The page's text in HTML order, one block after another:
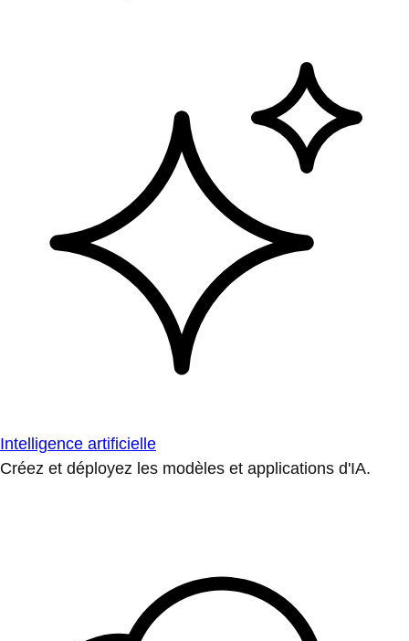
Intelligence artificielle
Créez et déployez les modèles et applications d'IA.